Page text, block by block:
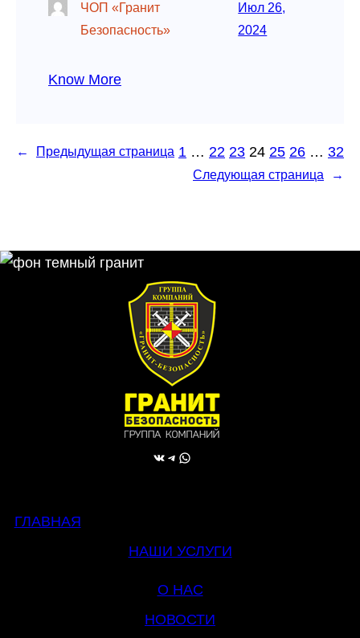
ЧОП «Гранит
Безопасность»
Июл 26,
2024
Know More
← Предыдущая страница 1 … 22 23 24 25 26 … 32
Следующая страница →
ВКонтакте Telegram WhatsApp
ГЛАВНАЯ
НАШИ УСЛУГИ
О НАС
НОВОСТИ